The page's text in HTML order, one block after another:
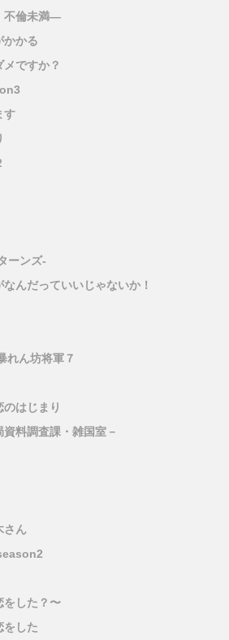
不倫未満―
かかる
ですか？
す
ーンズ-
んだっていいじゃないか！
れん坊将軍７
はじまり
料調査課・雑国室－
さん
をした？〜
をした